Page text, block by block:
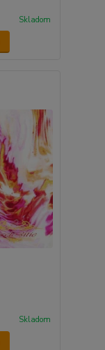
Skladom
Skladom